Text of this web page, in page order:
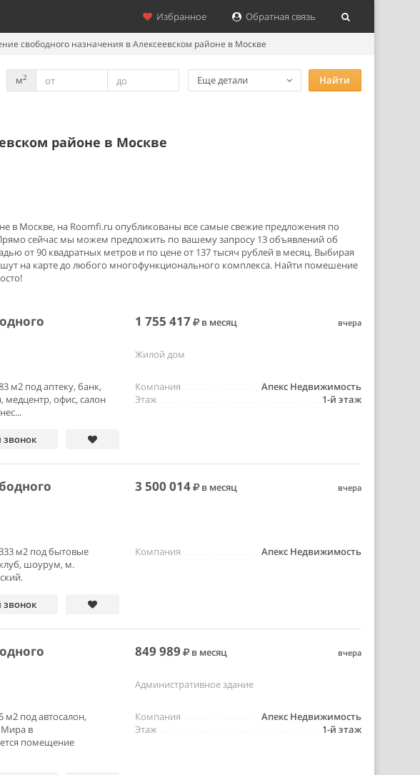
Избранное Обратная связь
свободного назначения в Алексеевском районе в Москве
м2 Еще детали Найти
районе в Москве
в Москве, на Roomfi.ru опубликованы все самые свежие предложения по
сейчас мы можем предложить по вашему запросу 13 объявлений об
от 90 квадратных метров и по цене от 137 тысяч рублей в месяц. Выбирая
на карте до любого многофункционального комплекса. Найти помешение
1 755 417 в месяц вчера
Жилой дом
м2 под аптеку, банк,
медцентр, офис, салон
Апекс Недвижимость
Компания
1-й этаж
Этаж
3 500 014 в месяц вчера
м2 под бытовые
клуб, шоурум, м.
Апекс Недвижимость
Компания
849 989 в месяц вчера
Административное здание
под автосалон,
Мира в
помещение
Апекс Недвижимость
Компания
1-й этаж
Этаж